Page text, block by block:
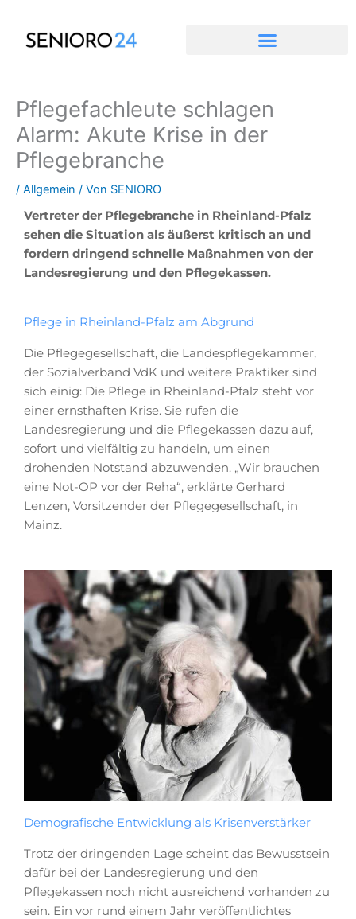
springen
Pflegefachleute schlagen
Alarm: Akute Krise in der
Pflegebranche
/ Allgemein / Von SENIORO
Vertreter der Pflegebranche in Rheinland-Pfalz
sehen die Situation als äußerst kritisch an und
fordern dringend schnelle Maßnahmen von der
Landesregierung und den Pflegekassen.
Pflege in Rheinland-Pfalz am Abgrund
Die Pflegegesellschaft, die Landespflegekammer,
der Sozialverband VdK und weitere Praktiker sind
sich einig: Die Pflege in Rheinland-Pfalz steht vor
einer ernsthaften Krise. Sie rufen die
Landesregierung und die Pflegekassen dazu auf,
sofort und vielfältig zu handeln, um einen
drohenden Notstand abzuwenden. „Wir brauchen
eine Not-OP vor der Reha“, erklärte Gerhard
Lenzen, Vorsitzender der Pflegegesellschaft, in
Mainz.
Demografische Entwicklung als Krisenverstärker
Trotz der dringenden Lage scheint das Bewusstsein
dafür bei der Landesregierung und den
Pflegekassen noch nicht ausreichend vorhanden zu
sein. Ein vor rund einem Jahr veröffentlichtes